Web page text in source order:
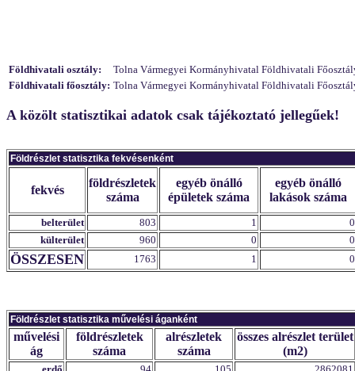
Földhivatali osztály:
Tolna Vármegyei Kormányhivatal Földhivatali
Földhivatali főosztály: Tolna Vármegyei Kormányhivatal Földhivatali
A közölt statisztikai adatok csak tájékoztató jellegűek!
Földrészlet statisztika fekvésenként
fekvés
földrészletek
száma
egyéb önálló
épületek száma
egyéb önálló
lakások száma
belterület 803 1
0
külterület
960 0 0
ÖSSZESEN 1763 1 0
Földrészlet statisztika művelési áganként
művelési
ág
földrészletek
száma
alrészletek
száma
összes alrészlet terület
(m2)